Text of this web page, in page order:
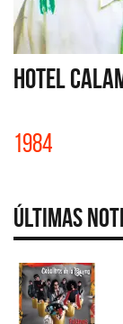
HOTEL
1984
Últimas